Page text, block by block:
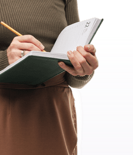
работа. Обратим
в сказке:по сю пору,
в том, что она
сказка?
и Цапля» народ
Цаплей, которая не
могут договориться и
что в жизни нужно